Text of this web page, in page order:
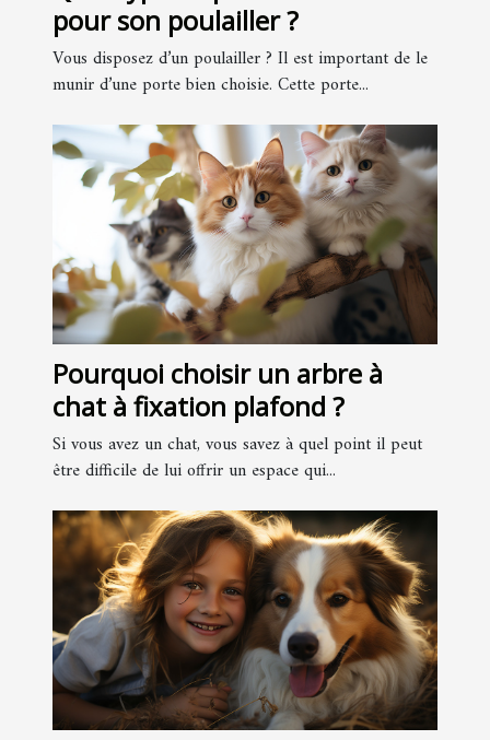
pour son poulailler ?
Vous disposez d’un poulailler ? Il est important de le
munir d’une porte bien choisie. Cette porte...
Pourquoi choisir un arbre à
chat à fixation plafond ?
Si vous avez un chat, vous savez à quel point il peut
être difficile de lui offrir un espace qui...